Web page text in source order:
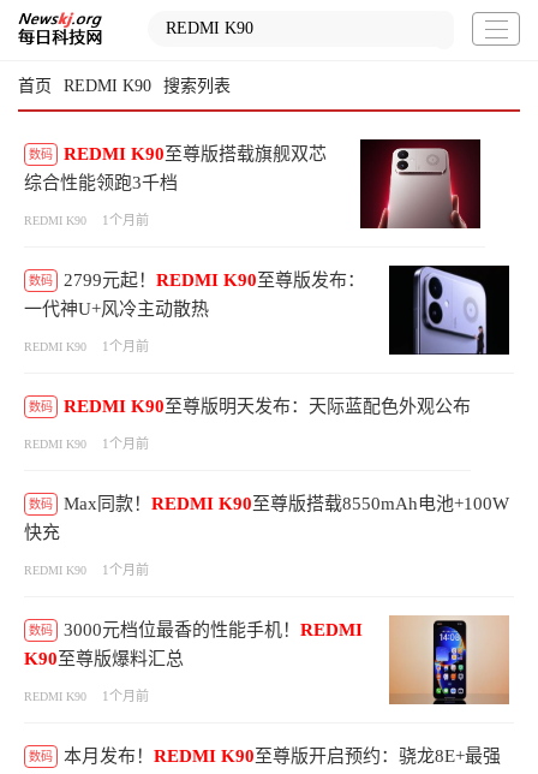
首页 REDMI K90 搜索列表
数码 REDMI K90至尊版搭载旗舰双芯
综合性能领跑3千档
REDMI K90 1个月前
数码 2799元起！ REDMI K90至尊版发布：
一代神U+风冷主动散热
REDMI K90 1个月前
数码 REDMI K90至尊版明天发布：天际蓝配色外观公布
REDMI K90 1个月前
数码 Max同款！ REDMI K90至尊版搭载8550mAh电池+100W
快充
REDMI K90 1个月前
数码 3000元档位最香的性能手机！ REDMI
K90至尊版爆料汇总
REDMI K90 1个月前
数码 本月发布！ REDMI K90至尊版开启预约：骁龙8E+最强